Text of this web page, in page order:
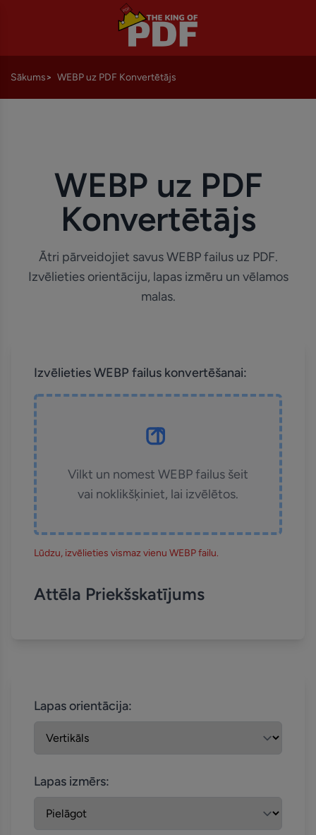
Sākums WEBP uz PDF Konvertētājs
WEBP uz PDF
Konvertētājs
Ātri pārveidojiet savus WEBP failus uz PDF.
Izvēlieties orientāciju, lapas izmēru un vēlamos
malas.
Izvēlieties WEBP failus konvertēšanai:
Vilkt un nomest WEBP failus šeit
vai noklikšķiniet, lai izvēlētos.
Lūdzu, izvēlieties vismaz vienu WEBP failu.
Attēla Priekšskatījums
Lapas orientācija:
Lapas izmērs: